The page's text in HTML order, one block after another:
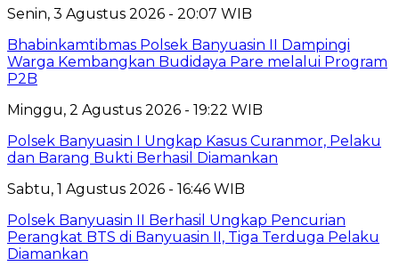
Senin, 3 Agustus 2026 - 20:07 WIB
Bhabinkamtibmas Polsek Banyuasin II Dampingi
Warga Kembangkan Budidaya Pare melalui Program
P2B
Minggu, 2 Agustus 2026 - 19:22 WIB
Polsek Banyuasin I Ungkap Kasus Curanmor, Pelaku
dan Barang Bukti Berhasil Diamankan
Sabtu, 1 Agustus 2026 - 16:46 WIB
Polsek Banyuasin II Berhasil Ungkap Pencurian
Perangkat BTS di Banyuasin II, Tiga Terduga Pelaku
Diamankan